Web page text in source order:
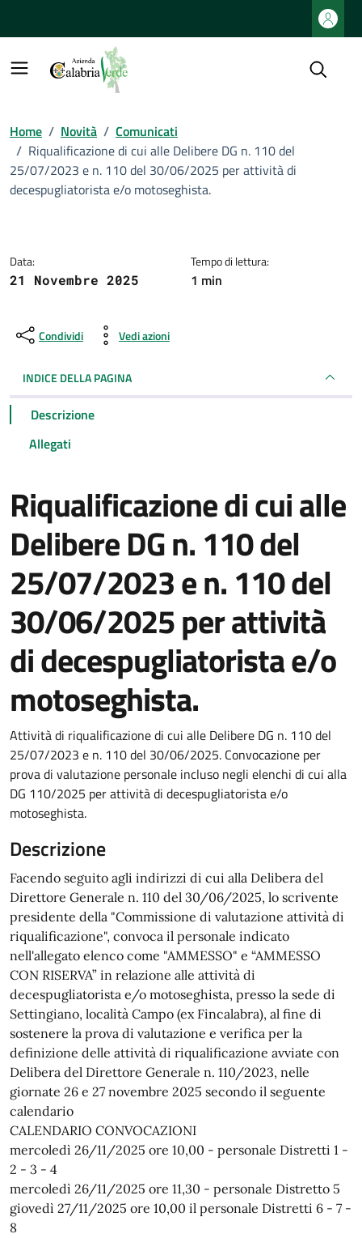
Home / Novità / Comunicati
/ Riqualificazione di cui alle Delibere DG n. 110 del
25/07/2023 e n. 110 del 30/06/2025 per attività di
decespugliatorista e/o motoseghista.
Data:
21 Novembre 2025
Tempo di lettura:
1 min
Condividi Vedi azioni
INDICE DELLA PAGINA
Descrizione
Allegati
Riqualificazione di cui alle
Delibere DG n. 110 del
25/07/2023 e n. 110 del
30/06/2025 per attività
di decespugliatorista e/o
motoseghista.
Dettagli della notizia
Attività di riqualificazione di cui alle Delibere DG n. 110 del
25/07/2023 e n. 110 del 30/06/2025. Convocazione per
prova di valutazione personale incluso negli elenchi di cui alla
DG 110/2025 per attività di decespugliatorista e/o
motoseghista.
Descrizione
Facendo seguito agli indirizzi di cui alla Delibera del
Direttore Generale n. 110 del 30/06/2025, lo scrivente
presidente della "Commissione di valutazione attività di
riqualificazione", convoca il personale indicato
nell'allegato elenco come "AMMESSO" e “AMMESSO
CON RISERVA” in relazione alle attività di
decespugliatorista e/o motoseghista, presso la sede di
Settingiano, località Campo (ex Fincalabra), al fine di
sostenere la prova di valutazione e verifica per la
definizione delle attività di riqualificazione avviate con
Delibera del Direttore Generale n. 110/2023, nelle
giornate 26 e 27 novembre 2025 secondo il seguente
calendario
CALENDARIO CONVOCAZIONI
mercoledì 26/11/2025 ore 10,00 - personale Distretti 1 -
2 - 3 - 4
mercoledì 26/11/2025 ore 11,30 - personale Distretto 5
giovedì 27/11/2025 ore 10,00 il personale Distretti 6 - 7 -
8